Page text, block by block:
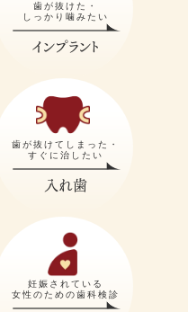
歯が抜けた・
しっかり噛みたい
インプラント
歯が抜けてしまった・
すぐに治したい
入れ歯
妊娠されている
女性のための歯科検診